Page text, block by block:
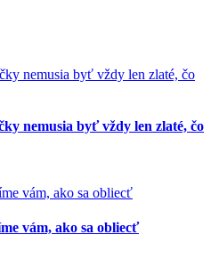
nemusia byť vždy len zlaté, čo
vám, ako sa obliecť